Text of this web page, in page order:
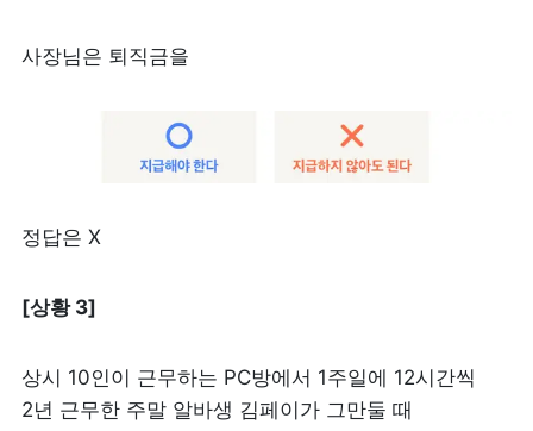
사장님은 퇴직금을
정답은 X
[상황 3]
상시 10인이 근무하는 PC방에서 1주일에 12시간씩
2년 근무한 주말 알바생 김페이가 그만둘 때